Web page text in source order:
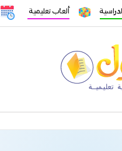
ألعاب تعليمية